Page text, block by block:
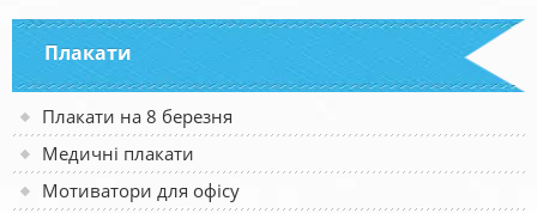
Плакати
Плакати на 8 березня
Медичні плакати
Мотиватори для офісу